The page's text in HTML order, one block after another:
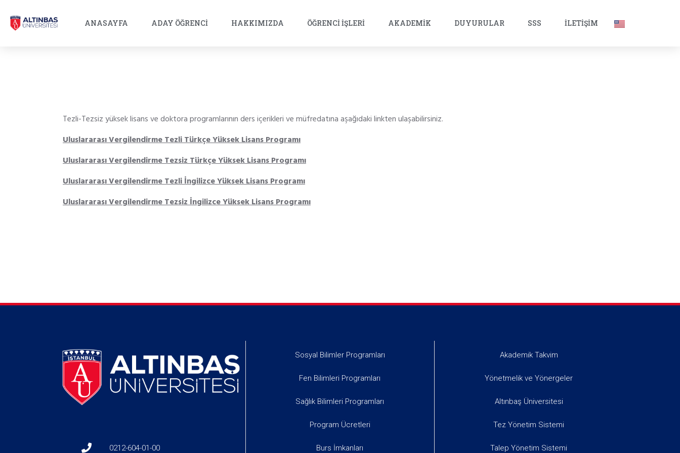
ANASAYFA ADAY ÖĞRENCI HAKKIMIZDA ÖĞRENCI İŞLERI AKADEMIK DUYURULAR SSS İLETIŞIM
Tezli-Tezsiz yüksek lisans ve doktora programlarının ders içerikleri ve müfredatına aşağıdaki linkten ulaşabilirsiniz.
Uluslararası Vergilendirme Tezli Türkçe Yüksek Lisans Programı
Uluslararası Vergilendirme Tezsiz Türkçe Yüksek Lisans Programı
Uluslararası Vergilendirme Tezli İngilizce Yüksek Lisans Programı
Uluslararası Vergilendirme Tezsiz İngilizce Yüksek Lisans Programı
0212-604-01-00
Sosyal Bilimler Programları
Fen Bilimleri Programları
Sağlık Bilimleri Programları
Program Ücretleri
Burs İmkanları
Akademik Takvim
Yönetmelik ve Yönergeler
Altınbaş Üniversitesi
Tez Yönetim Sistemi
Talep Yönetim Sistemi